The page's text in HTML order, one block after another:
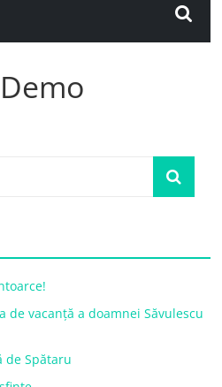
de vacanță a doamnei Săvulescu
de Spătaru